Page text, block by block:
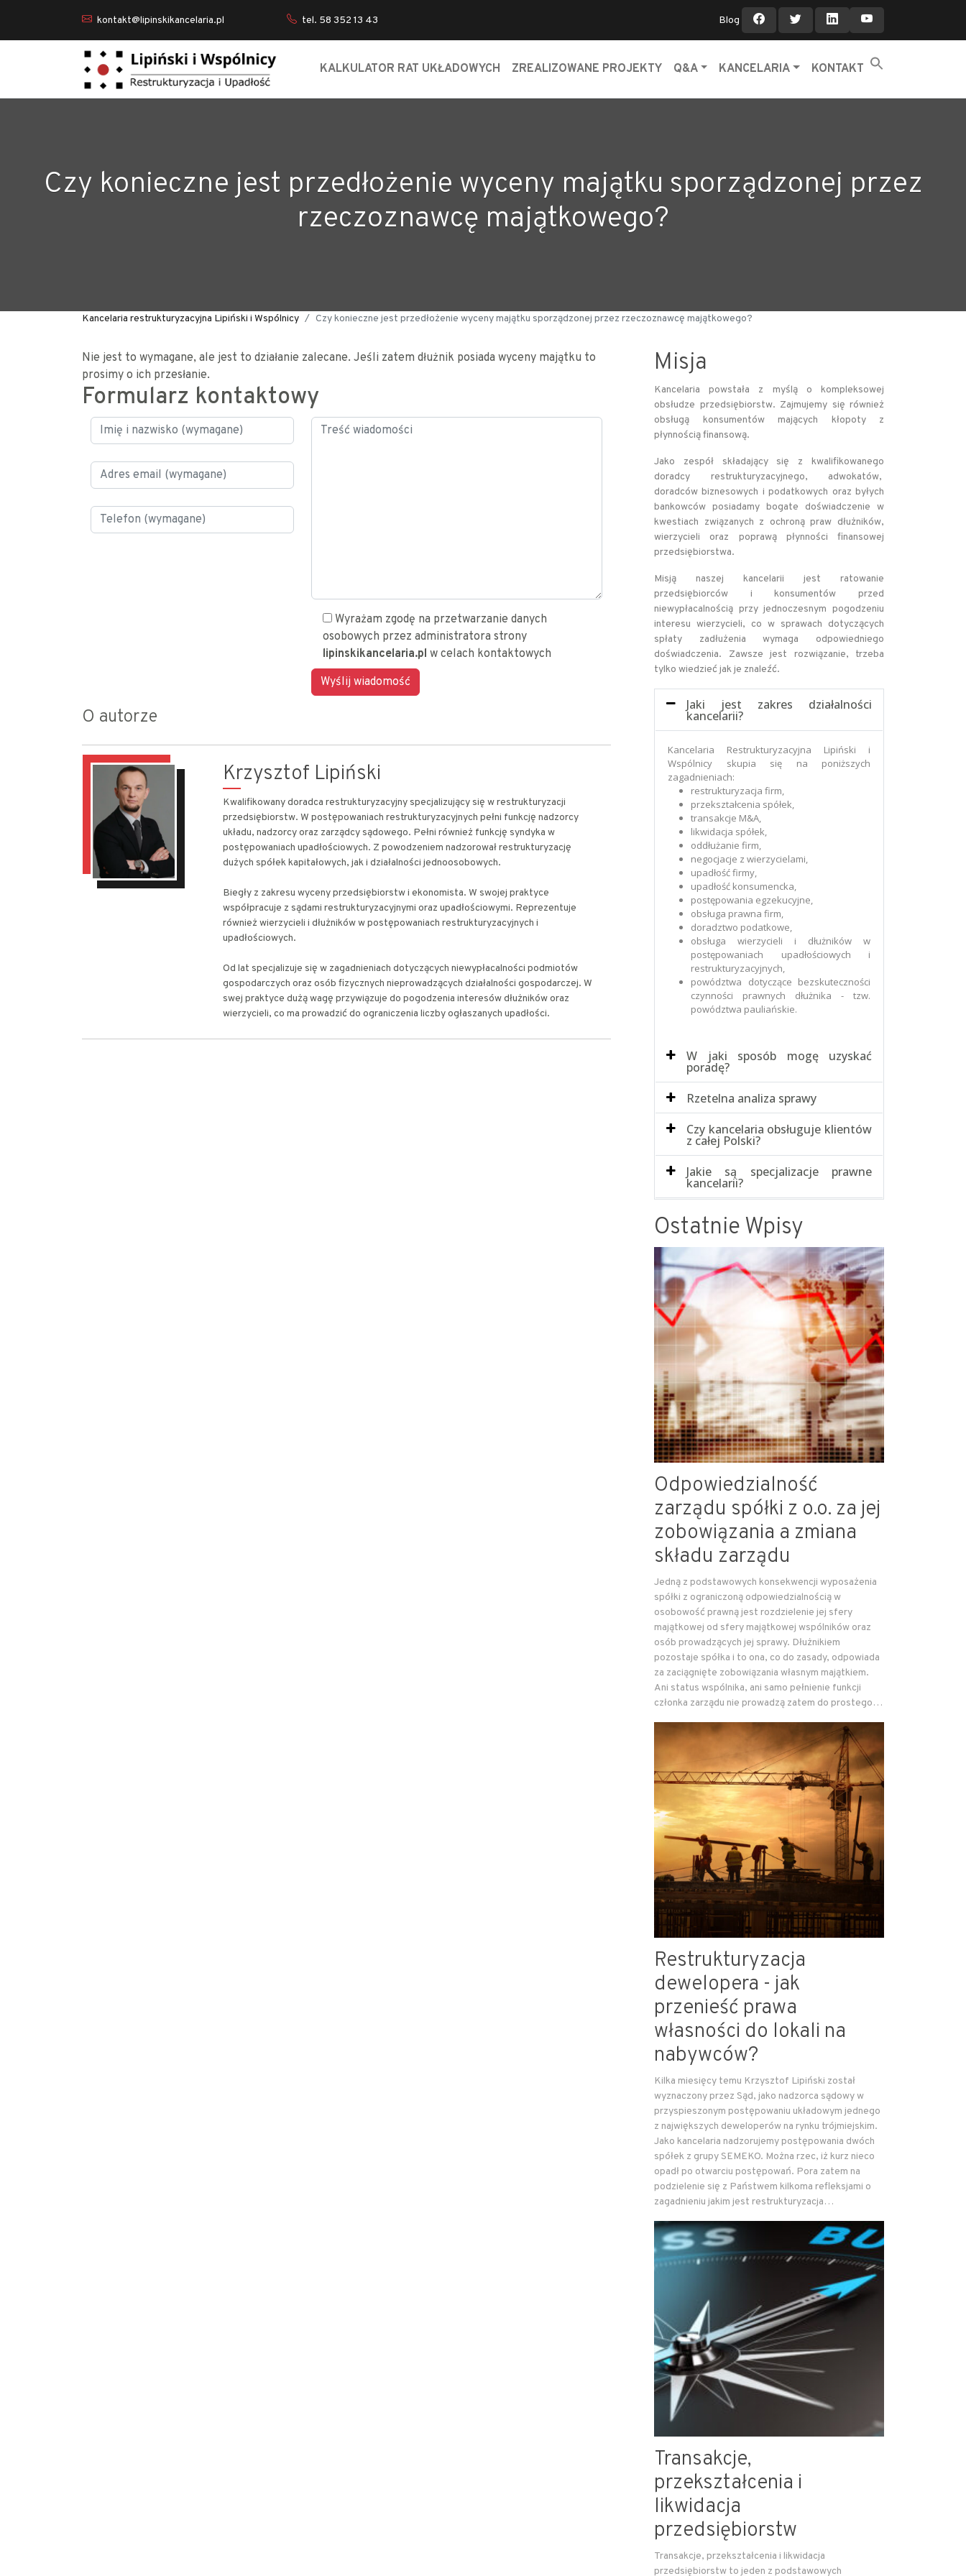
kontakt@lipinskikancelaria.pl tel. 58 352 13 43 Blog
KALKULATOR RAT UKŁADOWYCH ZREALIZOWANE PROJEKTY Q&A KANCELARIA KONTAKT
Czy konieczne jest przedłożenie wyceny majątku sporządzonej przez
rzeczoznawcę majątkowego?
Kancelaria restrukturyzacyjna Lipiński i Wspólnicy Czy konieczne jest przedłożenie wyceny majątku sporządzonej przez rzeczoznawcę majątkowego?
Nie jest to wymagane, ale jest to działanie zalecane. Jeśli zatem dłużnik posiada wyceny majątku to
prosimy o ich przesłanie.
Formularz kontaktowy
Wyrażam zgodę na przetwarzanie danych
osobowych przez administratora strony
lipinskikancelaria.pl w celach kontaktowych
O autorze
Krzysztof Lipiński
Kwalifikowany doradca restrukturyzacyjny specjalizujący się w restrukturyzacji
przedsiębiorstw. W postępowaniach restrukturyzacyjnych pełni funkcję nadzorcy
układu, nadzorcy oraz zarządcy sądowego. Pełni również funkcję syndyka w
postępowaniach upadłościowych. Z powodzeniem nadzorował restrukturyzację
dużych spółek kapitałowych, jak i działalności jednoosobowych.
Biegły z zakresu wyceny przedsiębiorstw i ekonomista. W swojej praktyce
współpracuje z sądami restrukturyzacyjnymi oraz upadłościowymi. Reprezentuje
również wierzycieli i dłużników w postępowaniach restrukturyzacyjnych i
upadłościowych.
Od lat specjalizuje się w zagadnieniach dotyczących niewypłacalności podmiotów
gospodarczych oraz osób fizycznych nieprowadzących działalności gospodarczej. W
swej praktyce dużą wagę przywiązuje do pogodzenia interesów dłużników oraz
wierzycieli, co ma prowadzić do ograniczenia liczby ogłaszanych upadłości.
Misja
Kancelaria powstała z myślą o kompleksowej
obsłudze przedsiębiorstw. Zajmujemy się również
obsługą konsumentów mających kłopoty z
płynnością finansową.
Jako zespół składający się z kwalifikowanego
doradcy restrukturyzacyjnego, adwokatów,
doradców biznesowych i podatkowych oraz byłych
bankowców posiadamy bogate doświadczenie w
kwestiach związanych z ochroną praw dłużników,
wierzycieli oraz poprawą płynności finansowej
przedsiębiorstwa.
Misją naszej kancelarii jest ratowanie
przedsiębiorców i konsumentów przed
niewypłacalnością przy jednoczesnym pogodzeniu
interesu wierzycieli, co w sprawach dotyczących
spłaty zadłużenia wymaga odpowiedniego
doświadczenia. Zawsze jest rozwiązanie, trzeba
tylko wiedzieć jak je znaleźć.
Jaki jest zakres działalności
kancelarii?
Kancelaria Restrukturyzacyjna Lipiński i
Wspólnicy skupia się na poniższych
zagadnieniach:
restrukturyzacja firm,
przekształcenia spółek,
transakcje M&A,
likwidacja spółek,
oddłużanie firm,
negocjacje z wierzycielami,
upadłość firmy,
upadłość konsumencka,
postępowania egzekucyjne,
obsługa prawna firm,
doradztwo podatkowe,
obsługa wierzycieli i dłużników w
postępowaniach upadłościowych i
restrukturyzacyjnych,
powództwa dotyczące bezskuteczności
czynności prawnych dłużnika - tzw.
powództwa pauliańskie.
W jaki sposób mogę uzyskać
poradę?
Rzetelna analiza sprawy
Czy kancelaria obsługuje klientów
z całej Polski?
Jakie są specjalizacje prawne
kancelarii?
Ostatnie Wpisy
Odpowiedzialność
zarządu spółki z o.o. za jej
zobowiązania a zmiana
składu zarządu
Jedną z podstawowych konsekwencji wyposażenia
spółki z ograniczoną odpowiedzialnością w
osobowość prawną jest rozdzielenie jej sfery
majątkowej od sfery majątkowej wspólników oraz
osób prowadzących jej sprawy. Dłużnikiem
pozostaje spółka i to ona, co do zasady, odpowiada
za zaciągnięte zobowiązania własnym majątkiem.
Ani status wspólnika, ani samo pełnienie funkcji
członka zarządu nie prowadzą zatem do prostego…
Restrukturyzacja
dewelopera - jak
przenieść prawa
własności do lokali na
nabywców?
Kilka miesięcy temu Krzysztof Lipiński został
wyznaczony przez Sąd, jako nadzorca sądowy w
przyspieszonym postępowaniu układowym jednego
z największych deweloperów na rynku trójmiejskim.
Jako kancelaria nadzorujemy postępowania dwóch
spółek z grupy SEMEKO. Można rzec, iż kurz nieco
opadł po otwarciu postępowań. Pora zatem na
podzielenie się z Państwem kilkoma refleksjami o
zagadnieniu jakim jest restrukturyzacja…
Transakcje,
przekształcenia i
likwidacja
przedsiębiorstw
Transakcje, przekształcenia i likwidacja
przedsiębiorstw to jeden z podstawowych